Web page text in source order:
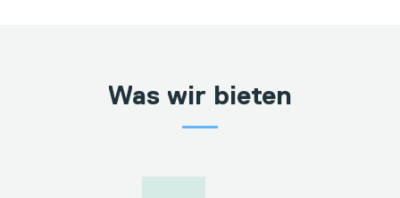
Was wir bieten